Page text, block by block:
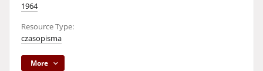
1964
Resource Type:
czasopisma
More